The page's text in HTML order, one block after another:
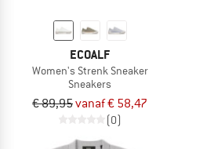
ECOALF
Women's Strenk Sneaker
Sneakers
€ 89,95vanaf € 58,47
(0)